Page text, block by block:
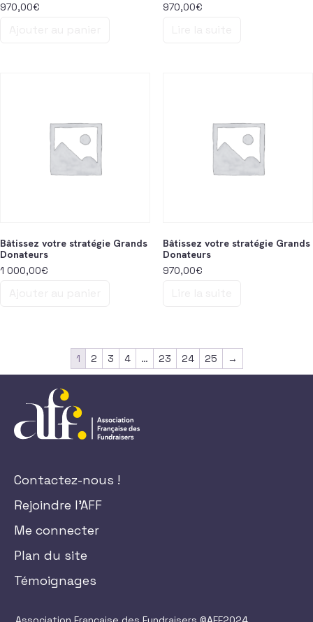
970,00€
970,00€
Bâtissez votre stratégie Grands
Donateurs
1 000,00€
Bâtissez votre stratégie Grands
Donateurs
970,00€
1 2 3 4 … 23 24 25 →
Contactez-nous !
Rejoindre l'AFF
Me connecter
Plan du site
Témoignages